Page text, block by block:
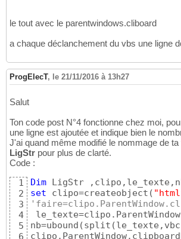
le tout avec le parentwindows.cliboard
a chaque déclanchement du vbs une ligne
ProgElecT, le 21/11/2016 à 13h27
Salut
Ton code post N°4 fonctionne chez moi,
une ligne est ajoutée et indique bien le
J'ai quand même modifié le nommage de ta
LigStr pour plus de clarté.
Code :
1
2
3
4
5
6
Dim
set clipo=createobject (
nb=ubound (split (